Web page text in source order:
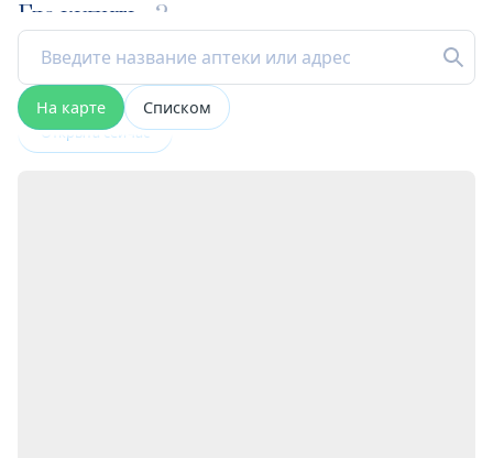
Где купить 2
На карте Списком
Открыта сейчас